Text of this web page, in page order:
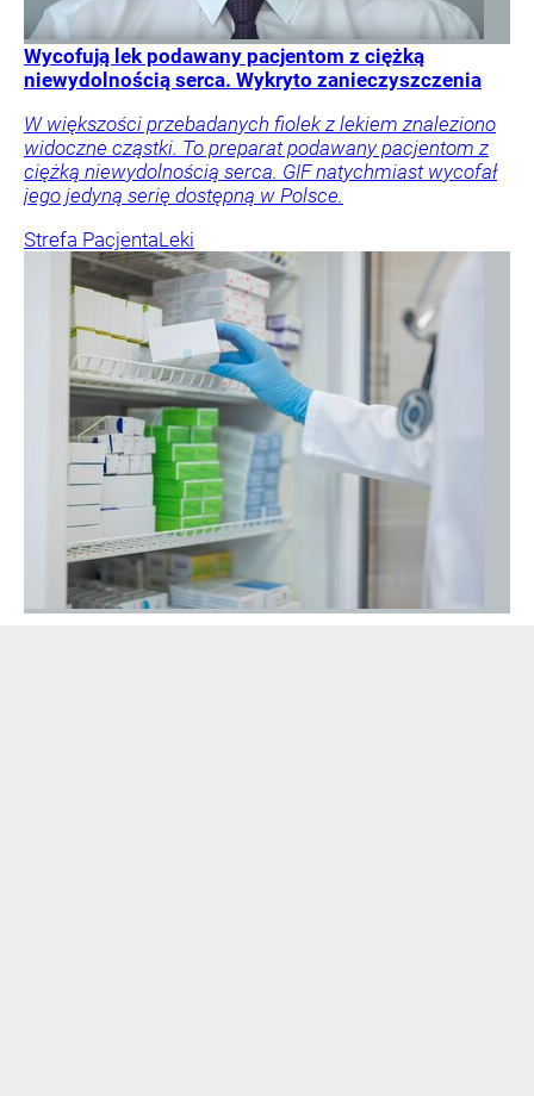
Wycofują lek podawany pacjentom z ciężką
niewydolnością serca. Wykryto zanieczyszczenia
W większości przebadanych fiolek z lekiem znaleziono
widoczne cząstki. To preparat podawany pacjentom z
ciężką niewydolnością serca. GIF natychmiast wycofał
jego jedyną serię dostępną w Polsce.
Strefa PacjentaLeki